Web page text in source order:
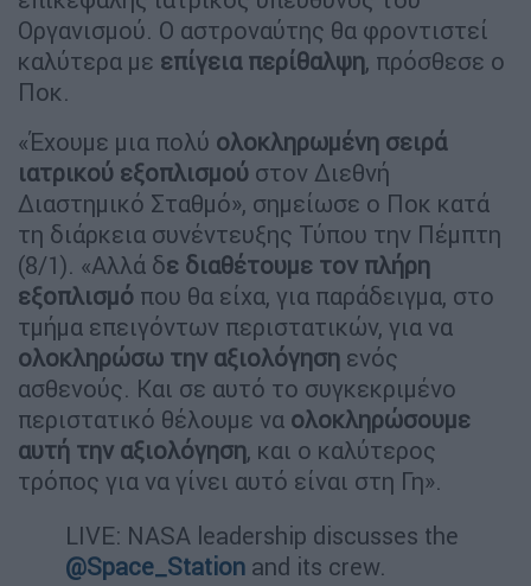
Οργανισμού. Ο αστροναύτης θα φροντιστεί
καλύτερα με επίγεια περίθαλψη, πρόσθεσε ο
Ποκ.
«Έχουμε μια πολύ ολοκληρωμένη σειρά
ιατρικού εξοπλισμού στον Διεθνή
Διαστημικό Σταθμό», σημείωσε ο Ποκ κατά
τη διάρκεια συνέντευξης Τύπου την Πέμπτη
(8/1). «Αλλά δε διαθέτουμε τον πλήρη
εξοπλισμό που θα είχα, για παράδειγμα, στο
τμήμα επειγόντων περιστατικών, για να
ολοκληρώσω την αξιολόγηση ενός
ασθενούς. Και σε αυτό το συγκεκριμένο
περιστατικό θέλουμε να ολοκληρώσουμε
αυτή την αξιολόγηση, και ο καλύτερος
τρόπος για να γίνει αυτό είναι στη Γη».
LIVE: NASA leadership discusses the
@Space_Station and its crew.